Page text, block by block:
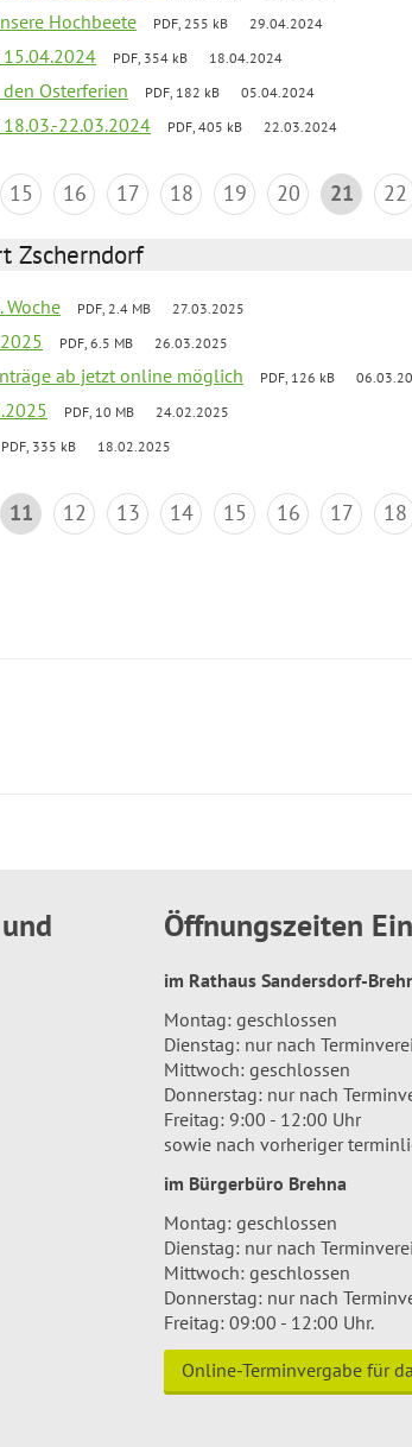
Hochbeete PDF, 255 kB 29.04.2024
15.04.2024 PDF, 354 kB 18.04.2024
Osterferien PDF, 182 kB 05.04.2024
22.03.2024 PDF, 405 kB 22.03.2024
15 16 17 18 19 20 21 22
Zscherndorf
Woche PDF, 2.4 MB 27.03.2025
PDF, 6.5 MB 26.03.2025
ab jetzt online möglich PDF, 126 kB
PDF, 10 MB 24.02.2025
PDF, 335 kB 18.02.2025
11 12 13 14 15 16 17 18
Öffnungszeiten
im Rathaus Sandersdorf-
Montag: geschlossen
Dienstag: nur nach
Mittwoch: geschlossen
Donnerstag: nur nach
Freitag: 9:00 - 12:00 Uhr
sowie nach vorheriger
im Bürgerbüro Brehna
Montag: geschlossen
Dienstag: nur nach
Mittwoch: geschlossen
Donnerstag: nur nach
Freitag: 09:00 - 12:00 Uhr.
Online-Terminvergabe für